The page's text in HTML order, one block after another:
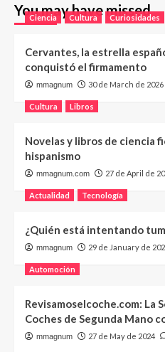
You may have missed
Ciencia Cultura Curiosidades
Cervantes, la estrella
conquistó el firmamento
mmagnum 30 de March de 2026
Cultura Libros
Novelas y libros de ciencia
hispanismo
mmagnum.com 27 de April de
Actualidad Tecnología
¿Quién está intentando
mmagnum 29 de January de
Automoción
Revisamoselcoche.com: La
Coches de Segunda Mano
mmagnum 27 de May de 2024